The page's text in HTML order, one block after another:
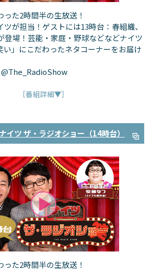
った2時間半の生放送！
が担当！ゲストには13時台：春組織、
登場！芸能・家庭・野球などなどナイツ
い」にこだわったネタコーナーをお届け
［番組詳細▼］
ナイツ ザ・ラジオショー（14時台）
った2時間半の生放送！